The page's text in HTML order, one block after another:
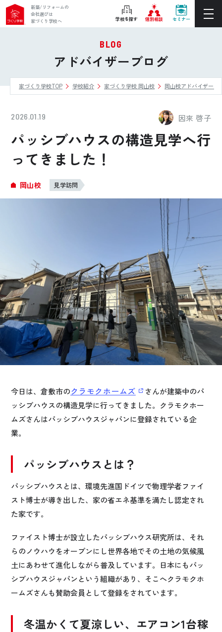
新築/リフォームの
会社選びは
家づくり学校へ
学校を探す 個別相談 セミナー
ぴったりの住宅会社をご提案
個別相談
後悔しない家づくりをレクチャー
セミナーをみる
ご利用は無料！全国20校
お近くの学校を探す
ホーム
よくある質問
ご利用者の声・実例
お役立ち情報
公式SNSをチェック
YOUTUBE Instagram
プライバシーポリシー
BLOG
アドバイザーブログ
家づくり学校TOP 学校紹介 家づくり学校 岡山校 岡山校アドバイザーブ
2026.01.19 因來 啓子
パッシブハウスの構造見学へ行
ってきました！
岡山校 見学訪問
今日は、倉敷市のクラモクホームズ
さんが建築中のパ
ッシブハウスの構造見学に行ってきました。クラモクホー
ムズさんはパッシブハウスジャパンに登録されている企
業。
パッシブハウスとは？
パッシブハウスとは、環境先進国ドイツで物理学者ファイ
スト博士が導き出した、家の省エネ基準を満たし認定され
た家です。
ファイスト博士が設立したパッシブハウス研究所は、それ
らのノウハウをオープンにし世界各地でその土地の気候風
土にあわせて進化しながら普及しています。日本にもパッ
シブハウスジャパンという組織があり、そこへクラモクホ
ームズさんも賛助会員として登録をされています。
冬温かくて夏涼しい、エアコン1台稼